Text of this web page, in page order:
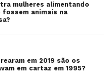
mulheres alimentando
fossem animais na
em 2019 são os
em cartaz em 1995?